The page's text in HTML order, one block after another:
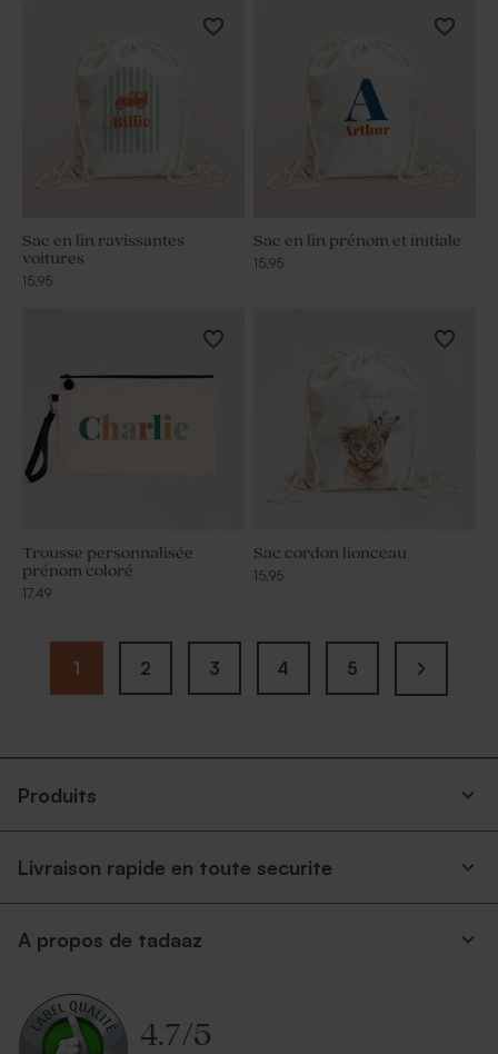
Sac en lin ravissantes
voitures
15,95
Sac en lin prénom et initiale
15,95
Trousse personnalisée
prénom coloré
17,49
Sac cordon lionceau
15,95
1 2 3 4 5
Produits
Livraison rapide en toute securite
A propos de tadaaz
4.7/5